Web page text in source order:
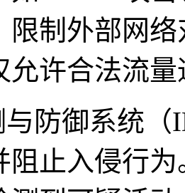
限制外部网
允许合法流
防御系统（
阻止入侵行为